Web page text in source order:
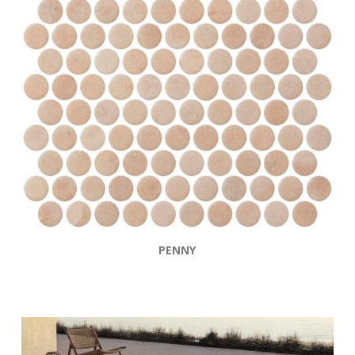
PENNY